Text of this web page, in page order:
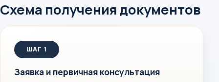
Схема получения документов
Заявка и первичная консультация